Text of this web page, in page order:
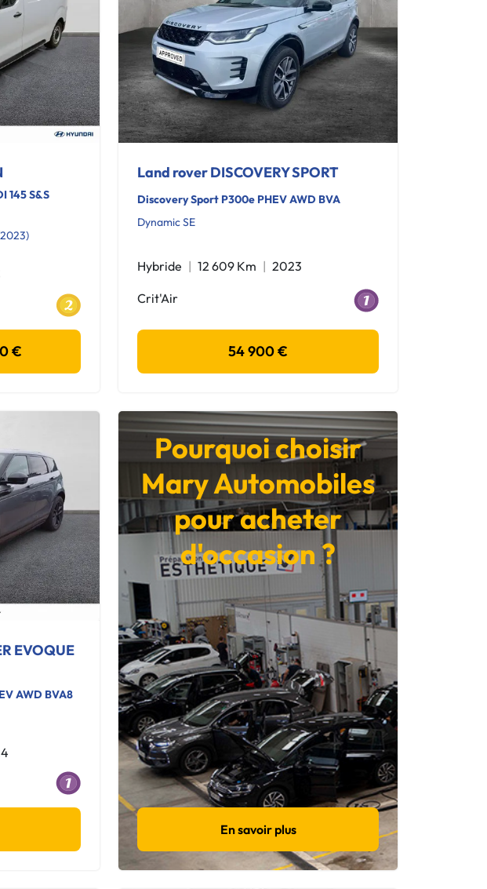
145 S&S
€
Land rover DISCOVERY SPORT
Discovery Sport P300e PHEV AWD BVA
Dynamic SE
Hybride 12 609 Km 2023
Crit'Air
54 900 €
EVOQUE
AWD BVA8
Pourquoi choisir
Mary Automobiles
pour acheter
d'occasion ?
En savoir plus